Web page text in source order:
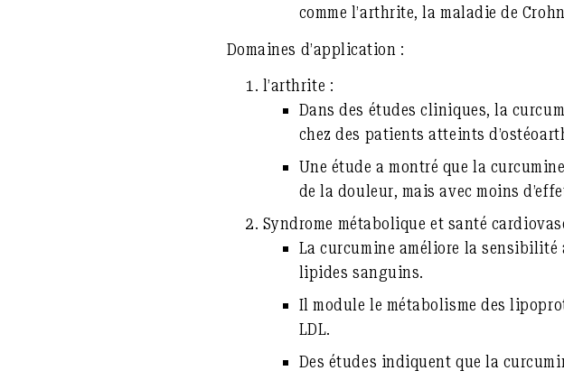
comme l’arthrite, la maladie de
Domaines d’application :
l’arthrite :
Dans des études cliniques, la
chez des patients atteints
Une étude a montré que la
de la douleur, mais avec moins
Syndrome métabolique et santé
La curcumine améliore la
lipides sanguins.
Il module le métabolisme des
LDL.
Des études indiquent que la